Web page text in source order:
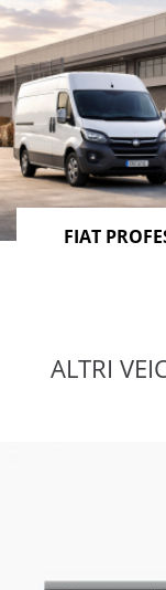
FIAT
ALTRI